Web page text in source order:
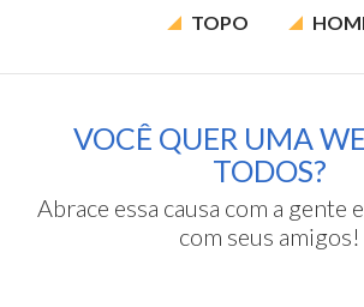
TOPO
VOCÊ QUER UMA
TODOS?
Abrace essa causa com a gente e
com seus amigos!